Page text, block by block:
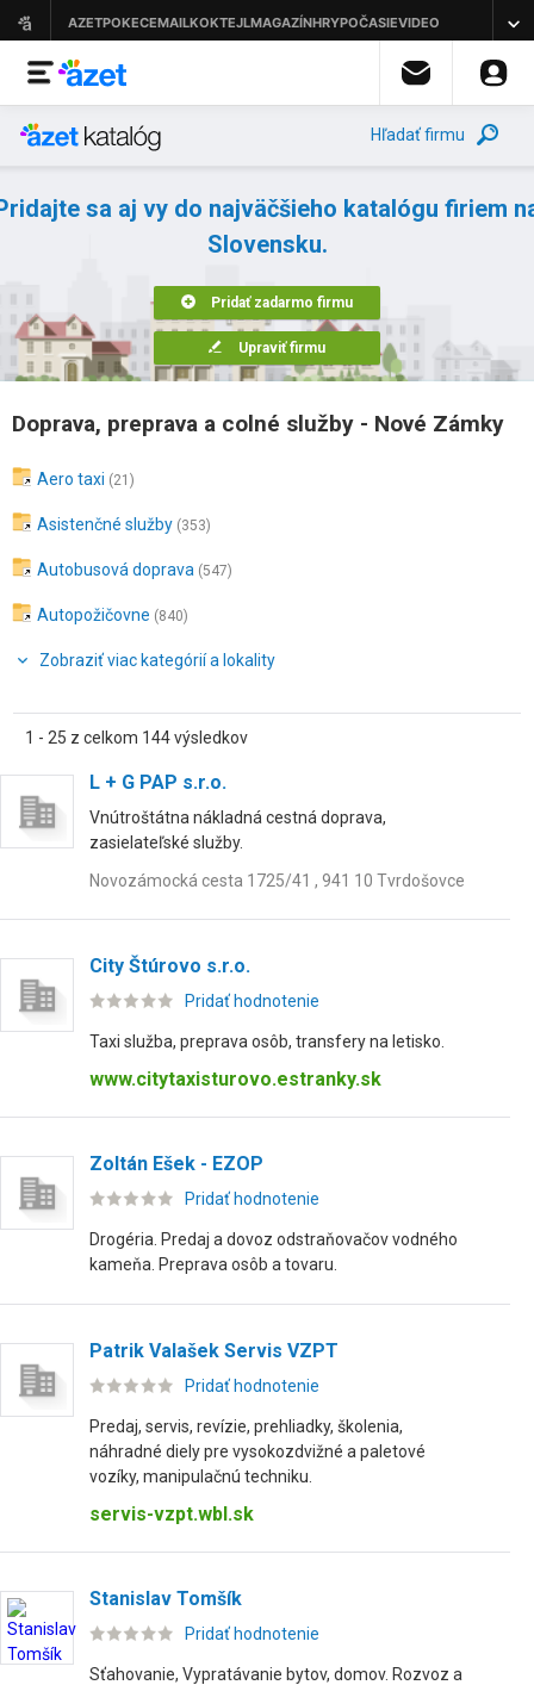
Hľadať firmu
sa aj vy do najväčšieho katalógu firiem
Slovensku.
Pridať zadarmo firmu
Upraviť firmu
Doprava, preprava a colné služby - Nové Zámky
Aero taxi (21)
Asistenčné služby (353)
Autobusová doprava (547)
Autopožičovne (840)
Zobraziť viac kategórií a lokality
1 - 25 z celkom 144 výsledkov
L + G PAP s.r.o.
Vnútroštátna nákladná cestná doprava,
zasielateľské služby.
Novozámocká cesta 1725/41 , 941 10 Tvrdošovce
City Štúrovo s.r.o.
Pridať hodnotenie
Taxi služba, preprava osôb, transfery na letisko.
www.citytaxisturovo.estranky.sk
Zoltán Ešek - EZOP
Pridať hodnotenie
Drogéria. Predaj a dovoz odstraňovačov vodného
kameňa. Preprava osôb a tovaru.
Patrik Valašek Servis VZPT
Pridať hodnotenie
Predaj, servis, revízie, prehliadky, školenia,
náhradné diely pre vysokozdvižné a paletové
vozíky, manipulačnú techniku.
servis-vzpt.wbl.sk
Stanislav Tomšík
Pridať hodnotenie
Sťahovanie, Vypratávanie bytov, domov. Rozvoz a